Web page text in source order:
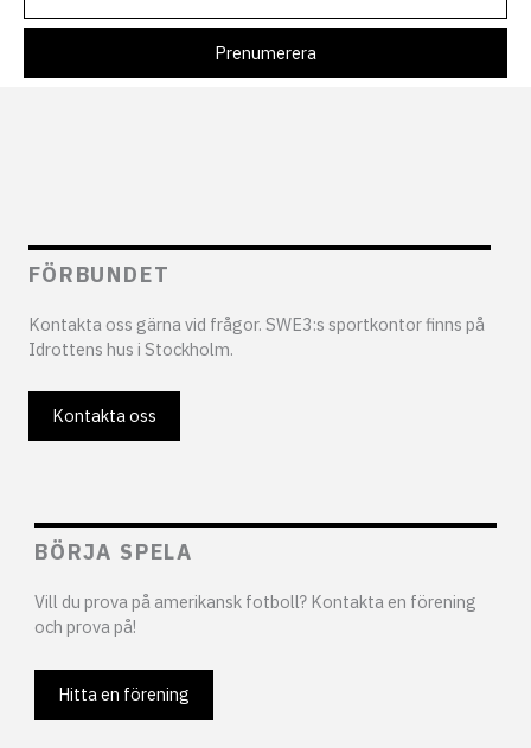
FÖRBUNDET
Kontakta oss gärna vid frågor. SWE3:s sportkontor finns på
Idrottens hus i Stockholm.
Kontakta oss
BÖRJA SPELA
Vill du prova på amerikansk fotboll? Kontakta en förening
och prova på!
Hitta en förening